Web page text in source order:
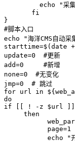
echo "采集结
fi
}
#脚本入口
echo "海洋CMS自动
starttime=$(date
update=0  #更新
add=0     #新增
none=0  #无变化
jmp=0  # 跳过
for url in
do
if [[ ! -z $url ]]
then
page=1
echo "开始